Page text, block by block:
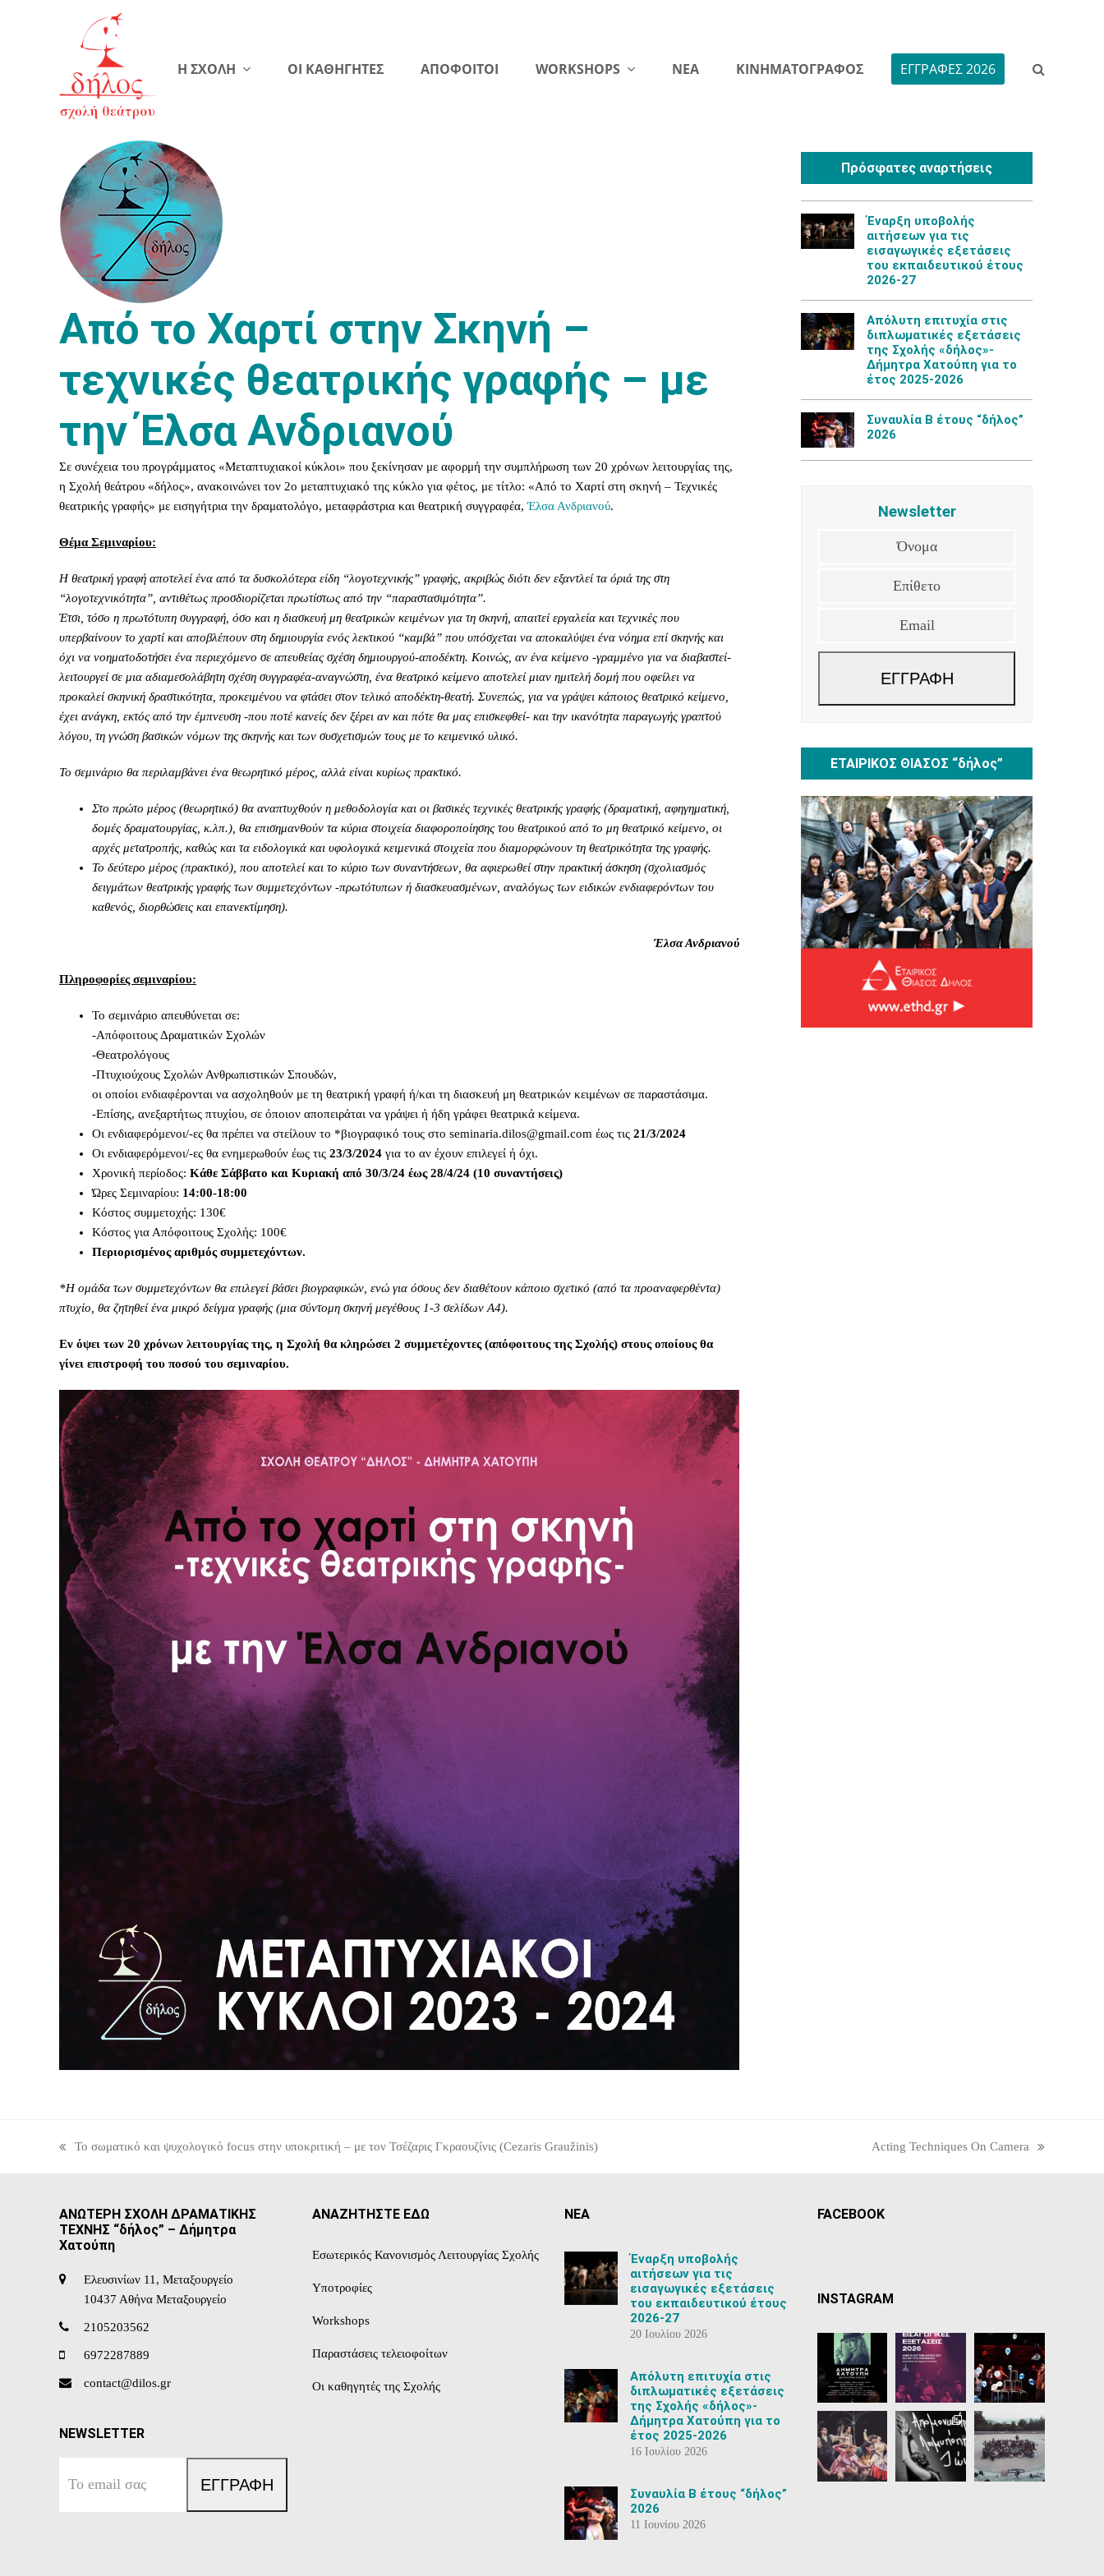
Η ΣΧΟΛΗ ΟΙ ΚΑΘΗΓΗΤΕΣ ΑΠΟΦΟΙΤΟΙ WORKSHOPS NEA ΚΙΝΗΜΑΤΟΓΡΑΦΟΣ ΕΓΓΡΑΦΕΣ 2026
Από το Χαρτί στην Σκηνή –
τεχνικές θεατρικής γραφής – με
την Έλσα Ανδριανού
Σε συνέχεια του προγράμματος «Μεταπτυχιακοί κύκλοι» που ξεκίνησαν με αφορμή την συμπλήρωση των 20 χρόνων λειτουργίας της,
η Σχολή θεάτρου «δήλος», ανακοινώνει τον 2ο μεταπτυχιακό της κύκλο για φέτος, με τίτλο: «Από το Χαρτί στη σκηνή – Τεχνικές
θεατρικής γραφής» με εισηγήτρια την δραματολόγο, μεταφράστρια και θεατρική συγγραφέα,Έλσα Ανδριανού.
Θέμα Σεμιναρίου:
Η θεατρική γραφή αποτελεί ένα από τα δυσκολότερα είδη “λογοτεχνικής” γραφής, ακριβώς διότι δεν εξαντλεί τα όριά της στη
“λογοτεχνικότητα”, αντιθέτως προσδιορίζεται πρωτίστως από την “παραστασιμότητα”.
Έτσι, τόσο η πρωτότυπη συγγραφή, όσο και η διασκευή μη θεατρικών κειμένων για τη σκηνή, απαιτεί εργαλεία και τεχνικές που
υπερβαίνουν το χαρτί και αποβλέπουν στη δημιουργία ενός λεκτικού “καμβά” που υπόσχεται να αποκαλύψει ένα νόημα επί σκηνής και
όχι να νοηματοδοτήσει ένα περιεχόμενο σε απευθείας σχέση δημιουργού-αποδέκτη. Κοινώς, αν ένα κείμενο -γραμμένο για να διαβαστεί-
λειτουργεί σε μια αδιαμεσολάβητη σχέση συγγραφέα-αναγνώστη, ένα θεατρικό κείμενο αποτελεί μιαν ημιτελή δομή που οφείλει να
προκαλεί σκηνική δραστικότητα, προκειμένου να φτάσει στον τελικό αποδέκτη-θεατή. Συνεπώς, για να γράψει κάποιος θεατρικό κείμενο,
έχει ανάγκη, εκτός από την έμπνευση -που ποτέ κανείς δεν ξέρει αν και πότε θα μας επισκεφθεί- και την ικανότητα παραγωγής γραπτού
λόγου, τη γνώση βασικών νόμων της σκηνής και των συσχετισμών τους με το κειμενικό υλικό.
Το σεμινάριο θα περιλαμβάνει ένα θεωρητικό μέρος, αλλά είναι κυρίως πρακτικό.
Στο πρώτο μέρος (θεωρητικό) θα αναπτυχθούν η μεθοδολογία και οι βασικές τεχνικές θεατρικής γραφής (δραματική, αφηγηματική,
δομές δραματουργίας, κ.λπ.), θα επισημανθούν τα κύρια στοιχεία διαφοροποίησης του θεατρικού από το μη θεατρικό κείμενο, οι
αρχές μετατροπής, καθώς και τα ειδολογικά και υφολογικά κειμενικά στοιχεία που διαμορφώνουν τη θεατρικότητα της γραφής.
Το δεύτερο μέρος (πρακτικό), που αποτελεί και το κύριο των συναντήσεων, θα αφιερωθεί στην πρακτική άσκηση (σχολιασμός
δειγμάτων θεατρικής γραφής των συμμετεχόντων -πρωτότυπων ή διασκευασμένων, αναλόγως των ειδικών ενδιαφερόντων του
καθενός, διορθώσεις και επανεκτίμηση).
Έλσα Ανδριανού
Πληροφορίες σεμιναρίου:
Το σεμινάριο απευθύνεται σε:
-Απόφοιτους Δραματικών Σχολών
-Θεατρολόγους
-Πτυχιούχους Σχολών Ανθρωπιστικών Σπουδών,
οι οποίοι ενδιαφέρονται να ασχοληθούν με τη θεατρική γραφή ή/και τη διασκευή μη θεατρικών κειμένων σε παραστάσιμα.
-Επίσης, ανεξαρτήτως πτυχίου, σε όποιον αποπειράται να γράψει ή ήδη γράφει θεατρικά κείμενα.
Οι ενδιαφερόμενοι/-ες θα πρέπει να στείλουν το *βιογραφικό τους στο seminaria.dilos@gmail.com έως τις 21/3/2024
Οι ενδιαφερόμενοι/-ες θα ενημερωθούν έως τις 23/3/2024 για το αν έχουν επιλεγεί ή όχι.
Χρονική περίοδος: Κάθε Σάββατο και Κυριακή από 30/3/24 έως 28/4/24 (10 συναντήσεις)
Ώρες Σεμιναρίου: 14:00-18:00
Κόστος συμμετοχής: 130€
Κόστος για Απόφοιτους Σχολής: 100€
Περιορισμένος αριθμός συμμετεχόντων.
*Η ομάδα των συμμετεχόντων θα επιλεγεί βάσει βιογραφικών, ενώ για όσους δεν διαθέτουν κάποιο σχετικό (από τα προαναφερθέντα)
πτυχίο, θα ζητηθεί ένα μικρό δείγμα γραφής (μια σύντομη σκηνή μεγέθους 1-3 σελίδων Α4).
Εν όψει των 20 χρόνων λειτουργίας της, η Σχολή θα κληρώσει 2 συμμετέχοντες (απόφοιτους της Σχολής) στους οποίους θα
γίνει επιστροφή του ποσού του σεμιναρίου.
Πρόσφατες αναρτήσεις
Έναρξη υποβολής
αιτήσεων για τις
εισαγωγικές εξετάσεις
του εκπαιδευτικού έτους
2026-27
Aπόλυτη επιτυχία στις
διπλωματικές εξετάσεις
της Σχολής «δήλος»-
Δήμητρα Χατούπη για το
έτος 2025-2026
Συναυλία Β έτους “δήλος”
2026
Newsletter
ΕΓΓΡΑΦΗ
ΕΤΑΙΡΙΚΟΣ ΘΙΑΣΟΣ “δήλος”
Το σωματικό και ψυχολογικό focus στην υποκριτική – με τον Τσέζαρις Γκραουζίνις (Cezaris Graužinis) Acting Techniques On Camera
ΑΝΩΤΕΡΗ ΣΧΟΛΗ ΔΡΑΜΑΤΙΚΗΣ
ΤΕΧΝΗΣ “δήλος” – Δήμητρα
Χατούπη
Ελευσινίων 11, Μεταξουργείο
10437 Αθήνα Μεταξουργείο
2105203562
6972287889
contact@dilos.gr
NEWSLETTER
email
ΕΓΓΡΑΦΗ
ΑΝΑΖΗΤΗΣΤΕ ΕΔΩ
Εσωτερικός Κανονισμός Λειτουργίας Σχολής
Υποτροφίες
Workshops
Παραστάσεις τελειοφοίτων
Οι καθηγητές της Σχολής
ΝΕΑ
Έναρξη υποβολής
αιτήσεων για τις
εισαγωγικές εξετάσεις
του εκπαιδευτικού έτους
2026-27
20 Ιουλίου 2026
Aπόλυτη επιτυχία στις
διπλωματικές εξετάσεις
της Σχολής «δήλος»-
Δήμητρα Χατούπη για το
έτος 2025-2026
16 Ιουλίου 2026
Συναυλία Β έτους “δήλος”
2026
11 Ιουνίου 2026
FACEBOOK
INSTAGRAM